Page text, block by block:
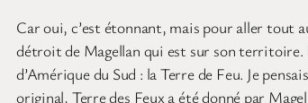
Car oui, c’est étonnant, mais pour aller tout
détroit de Magellan qui est sur son territoire.
d’Amérique du Sud : la Terre de Feu. Je
original, Terre des Feux a été donné par